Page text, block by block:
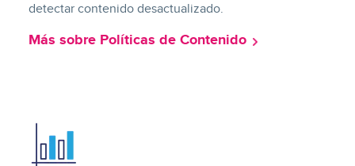
detectar contenido desactualizado.
Más sobre Políticas de Contenido